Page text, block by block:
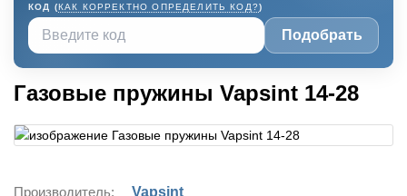
КОД (КАК КОРРЕКТНО ОПРЕДЕЛИТЬ КОД?)
Подобрать
Газовые пружины Vapsint 14-28
Производитель: Vapsint